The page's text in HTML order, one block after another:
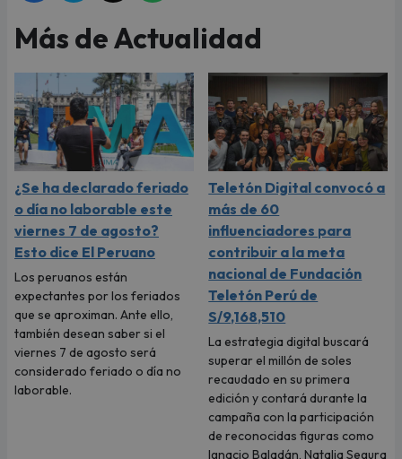
Más de Actualidad
¿Se ha declarado feriado
o día no laborable este
viernes 7 de agosto?
Esto dice El Peruano
Los peruanos están
expectantes por los feriados
que se aproximan. Ante ello,
también desean saber si el
viernes 7 de agosto será
considerado feriado o día no
laborable.
Teletón Digital convocó a
más de 60
influenciadores para
contribuir a la meta
nacional de Fundación
Teletón Perú de
S/9,168,510
La estrategia digital buscará
superar el millón de soles
recaudado en su primera
edición y contará durante la
campaña con la participación
de reconocidas figuras como
Ignacio Baladán, Natalia Segura